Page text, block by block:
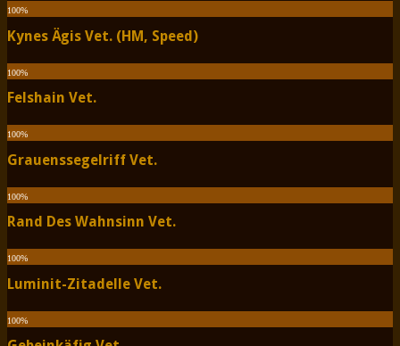
100%
Kynes Ägis Vet. (HM, Speed)
100%
Felshain Vet.
100%
Grauenssegelriff Vet.
100%
Rand Des Wahnsinn Vet.
100%
Luminit-Zitadelle Vet.
100%